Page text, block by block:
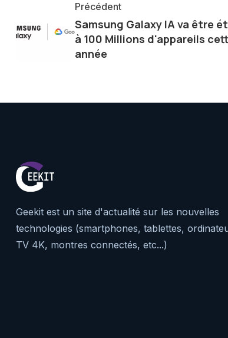
Précédent
Samsung Galaxy IA va être
à 100 Millions d'appareils
année
Geekit est un site d'actualité sur les nouvelles
technologies (smartphones, tablettes,
TV 4K, montres connectés, etc...)